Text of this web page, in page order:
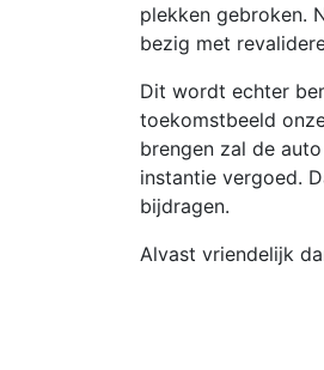
plekken gebroken.
bezig met
Dit wordt echter
toekomstbeeld
brengen zal de
instantie vergoed.
bijdragen.
Alvast vriendelijk